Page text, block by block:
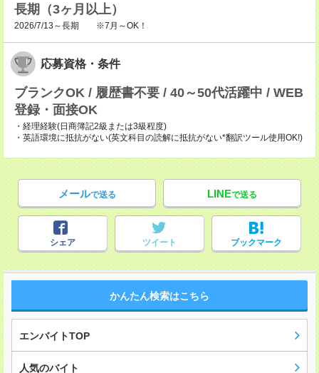
長期（3ヶ月以上）
2026/7/13～長期 ※7月～OK！
応募資格・条件
ブランクOK / 履歴書不要 / 40～50代活躍中 / WEB
登録・面接OK
・経理経験(日商簿記2級または3級程度)
・英語環境に抵抗がない(英文科目の読解に抵抗がない*翻訳ツール使用OK!)
メールで送る LINEで送る
シェア ツイート ブックマーク
かんたん検索はこちら
エンバイトTOP
人気のバイト